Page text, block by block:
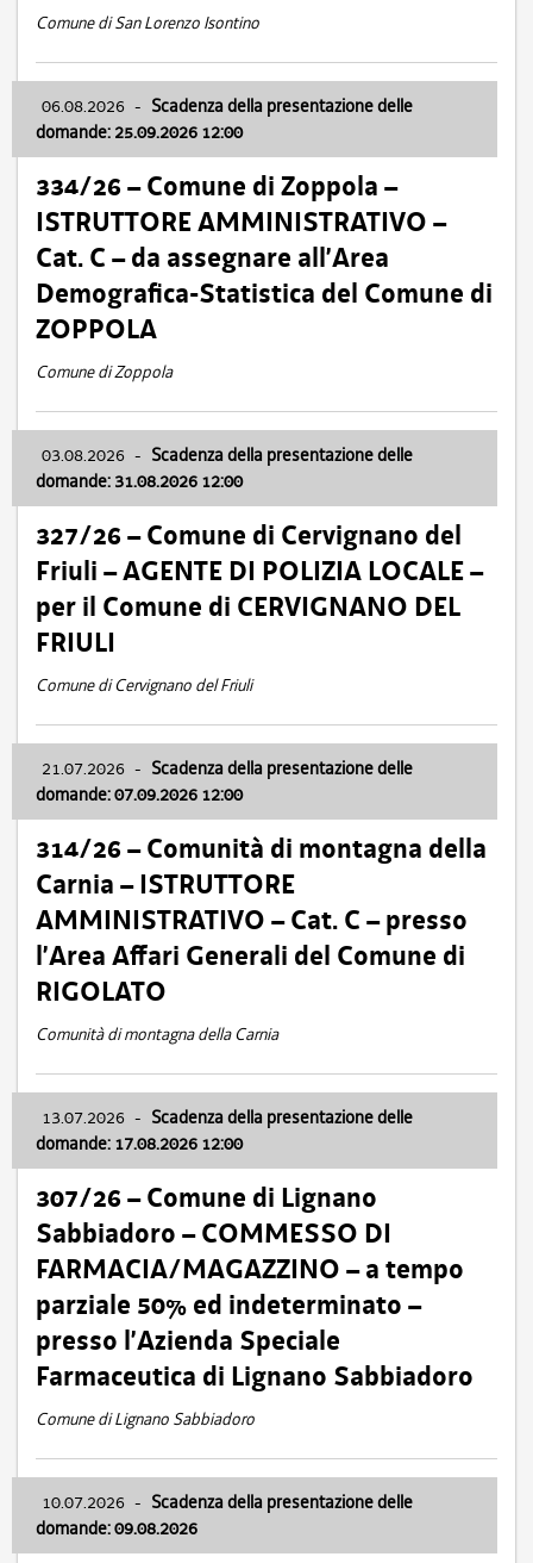
Comune di San Lorenzo Isontino
06.08.2026 - Scadenza della presentazione delle
domande: 25.09.2026 12:00
334/26 – Comune di Zoppola –
ISTRUTTORE AMMINISTRATIVO –
Cat. C – da assegnare all’Area
Demografica-Statistica del Comune di
ZOPPOLA
Comune di Zoppola
03.08.2026 - Scadenza della presentazione delle
domande: 31.08.2026 12:00
327/26 – Comune di Cervignano del
Friuli – AGENTE DI POLIZIA LOCALE –
per il Comune di CERVIGNANO DEL
FRIULI
Comune di Cervignano del Friuli
21.07.2026 - Scadenza della presentazione delle
domande: 07.09.2026 12:00
314/26 – Comunità di montagna della
Carnia – ISTRUTTORE
AMMINISTRATIVO – Cat. C – presso
l’Area Affari Generali del Comune di
RIGOLATO
Comunità di montagna della Carnia
13.07.2026 - Scadenza della presentazione delle
domande: 17.08.2026 12:00
307/26 – Comune di Lignano
Sabbiadoro – COMMESSO DI
FARMACIA/MAGAZZINO – a tempo
parziale 50% ed indeterminato –
presso l’Azienda Speciale
Farmaceutica di Lignano Sabbiadoro
Comune di Lignano Sabbiadoro
10.07.2026 - Scadenza della presentazione delle
domande: 09.08.2026